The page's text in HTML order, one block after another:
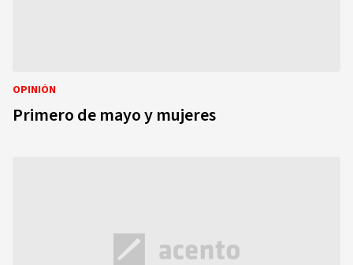
OPINIÓN
Primero de mayo y mujeres